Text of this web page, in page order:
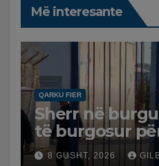
Më interesante
QARKU FIER
Sherr në
të burgosur
spital
8 GUSHT, 2026